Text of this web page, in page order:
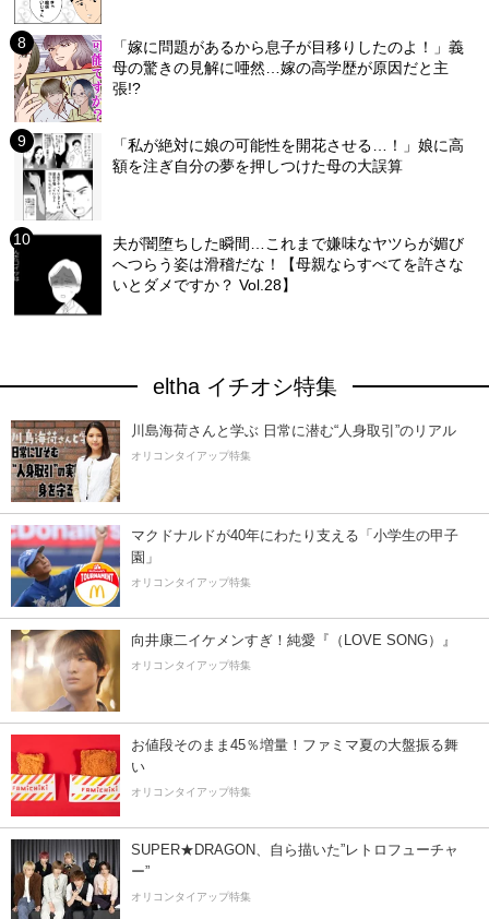
「嫁に問題があるから息子が目移りしたのよ！」義
母の驚きの見解に唖然…嫁の高学歴が原因だと主
張!?
「私が絶対に娘の可能性を開花させる…！」娘に高
額を注ぎ自分の夢を押しつけた母の大誤算
夫が闇堕ちした瞬間…これまで嫌味なヤツらが媚び
へつらう姿は滑稽だな！【母親ならすべてを許さな
いとダメですか？ Vol.28】
eltha イチオシ特集
川島海荷さんと学ぶ 日常に潜む“人身取引”のリアル
オリコンタイアップ特集
マクドナルドが40年にわたり支える「小学生の甲子
園」
オリコンタイアップ特集
向井康二イケメンすぎ！純愛『（LOVE SONG）』
オリコンタイアップ特集
お値段そのまま45％増量！ファミマ夏の大盤振る舞
い
オリコンタイアップ特集
SUPER★DRAGON、自ら描いた”レトロフューチャ
ー”
オリコンタイアップ特集